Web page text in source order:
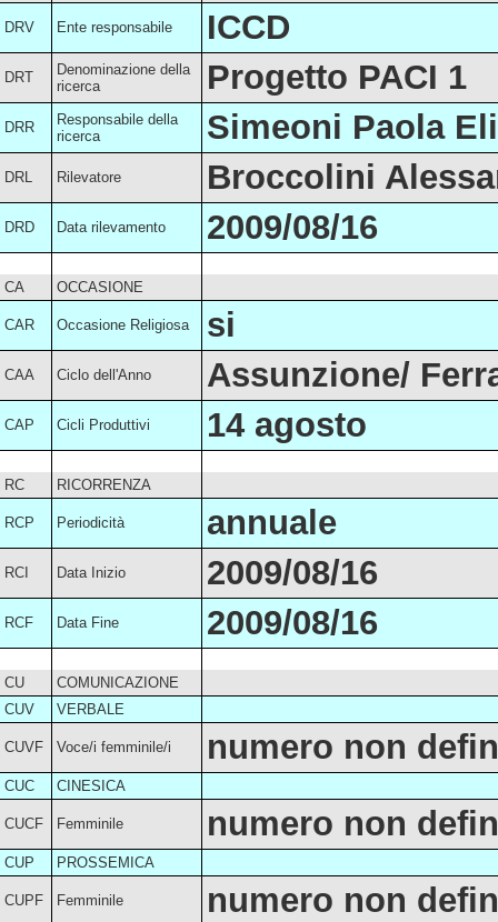
DRV Ente responsabile ICCD
DRT
Denominazione della
ricerca
Progetto PACI 1
DRR
Responsabile della
ricerca
Simeoni Paola
DRL Rilevatore Broccolini
DRD Data rilevamento 2009/08/16
CA OCCASIONE
CAR Occasione Religiosa si
CAA Ciclo dell'Anno Assunzione/
CAP Cicli Produttivi 14 agosto
RC RICORRENZA
RCP Periodicità annuale
RCI Data Inizio 2009/08/16
RCF Data Fine 2009/08/16
CU
COMUNICAZIONE
CUV
VERBALE
CUVF Voce/i femminile/i numero non
CUC CINESICA
CUCF Femminile numero non
CUP PROSSEMICA
CUPF Femminile numero non